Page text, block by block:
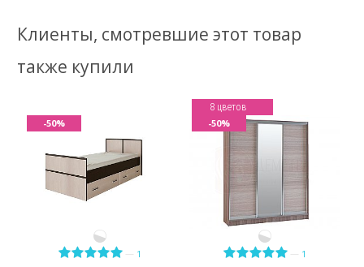
Клиенты, смотревшие этот товар
также купили
1
-50%
1
8 цветов
-50%